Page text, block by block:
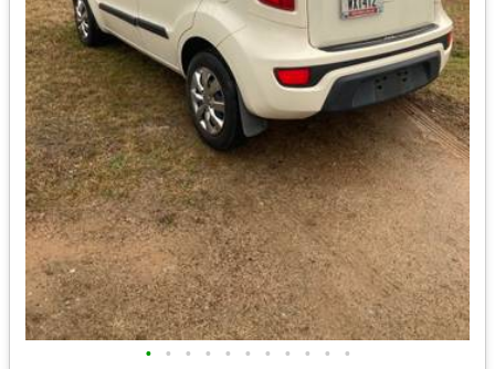
• • • • • • • • • • •